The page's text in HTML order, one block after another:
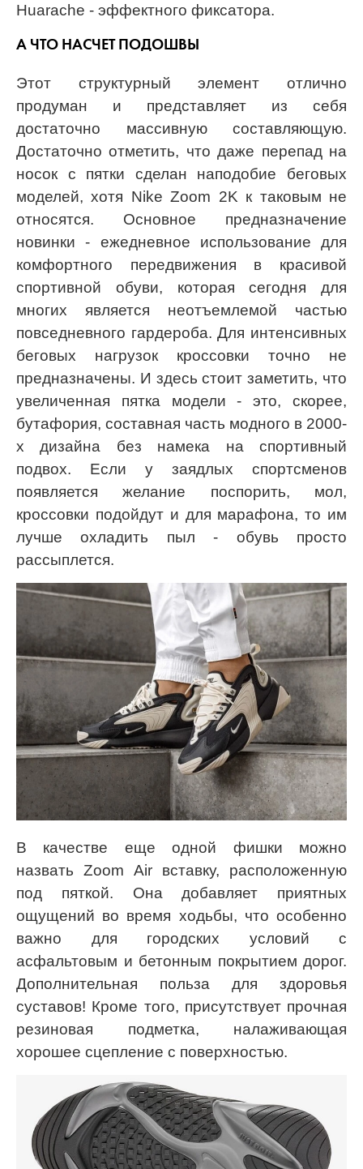
Huarache - эффектного фиксатора.
А ЧТО НАСЧЕТ ПОДОШВЫ
Этот структурный элемент отлично
продуман и представляет из себя
достаточно массивную составляющую.
Достаточно отметить, что даже перепад на
носок с пятки сделан наподобие беговых
моделей, хотя Nike Zoom 2K к таковым не
относятся. Основное предназначение
новинки - ежедневное использование для
комфортного передвижения в красивой
спортивной обуви, которая сегодня для
многих является неотъемлемой частью
повседневного гардероба. Для интенсивных
беговых нагрузок кроссовки точно не
предназначены. И здесь стоит заметить, что
увеличенная пятка модели - это, скорее,
бутафория, составная часть модного в 2000-
х дизайна без намека на спортивный
подвох. Если у заядлых спортсменов
появляется желание поспорить, мол,
кроссовки подойдут и для марафона, то им
лучше охладить пыл - обувь просто
рассыплется.
В качестве еще одной фишки можно
назвать Zoom Air вставку, расположенную
под пяткой. Она добавляет приятных
ощущений во время ходьбы, что особенно
важно для городских условий с
асфальтовым и бетонным покрытием дорог.
Дополнительная польза для здоровья
суставов! Кроме того, присутствует прочная
резиновая подметка, налаживающая
хорошее сцепление с поверхностью.